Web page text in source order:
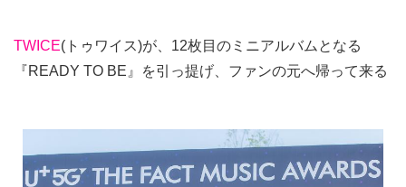
TWICE(トゥワイス)が、12枚目のミニアルバムとなる
『READY TO BE』を引っ提げ、ファンの元へ帰って来る